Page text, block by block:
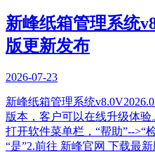
新峰纸箱管理系统
版更新发布
2026-07-23
新峰纸箱管理系统
版本，客户可以在线升级体验
打开软件菜单栏，“帮助”-->“
“是”2.前往 新峰官网 下载最新